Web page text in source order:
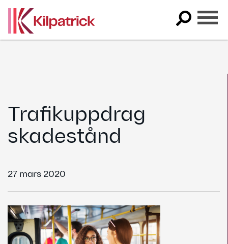
content
Trafikuppdrag
skadestånd
27 mars 2020